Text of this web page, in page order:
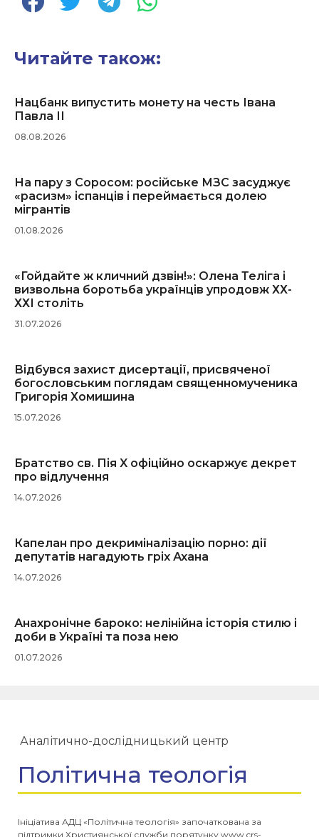
Читайте також:
Нацбанк випустить монету на честь Івана
Павла ІІ
08.08.2026
На пару з Соросом: російське МЗС засуджує
«расизм» іспанців і переймається долею
мігрантів
01.08.2026
«Гойдайте ж кличний дзвін!»: Олена Теліга і
визвольна боротьба українців упродовж ХХ-
ХХІ століть
31.07.2026
Відбувся захист дисертації, присвяченої
богословським поглядам священномученика
Григорія Хомишина
15.07.2026
Братство св. Пія X офіційно оскаржує декрет
про відлучення
14.07.2026
Капелан про декриміналізацію порно: дії
депутатів нагадують гріх Ахана
14.07.2026
Анахронічне бароко: нелінійна історія стилю і
доби в Україні та поза нею
01.07.2026
Аналітично-дослідницький центр
Політична теологія
Ініціатива АДЦ «Політична теологія» започаткована за
підтримки Християнської служби порятунку www.crs-